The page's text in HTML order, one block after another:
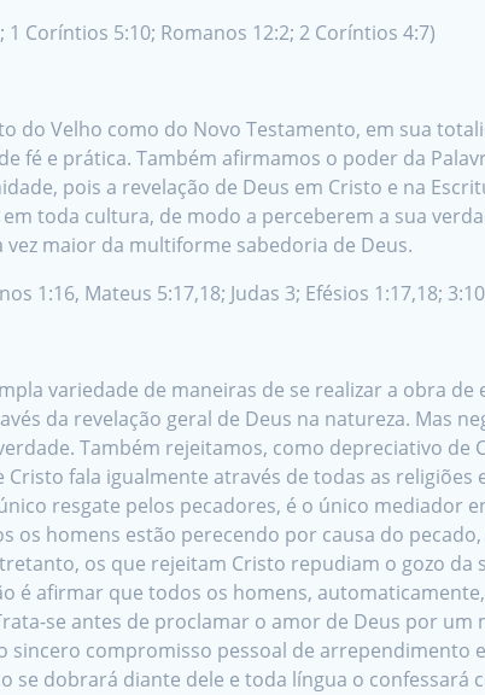
1 Coríntios 5:10; Romanos 12:2; 2 Coríntios 4:7)
Velho como do Novo Testamento, em sua
fé e prática. Também afirmamos o poder da
pois a revelação de Deus em Cristo e na
toda cultura, de modo a perceberem a sua
maior da multiforme sabedoria de Deus.
1:16, Mateus 5:17,18; Judas 3; Efésios 1:17,18;
variedade de maneiras de se realizar a obra de
da revelação geral de Deus na natureza. Mas
Também rejeitamos, como depreciativo de
fala igualmente através de todas as religiões
resgate pelos pecadores, é o único mediador
homens estão perecendo por causa do
os que rejeitam Cristo repudiam o gozo da
é afirmar que todos os homens,
se antes de proclamar o amor de Deus por um
compromisso pessoal de arrependimento
dobrará diante dele e toda língua o confessará